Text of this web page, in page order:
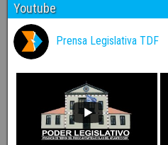
Youtube
Prensa Legislativa TDF